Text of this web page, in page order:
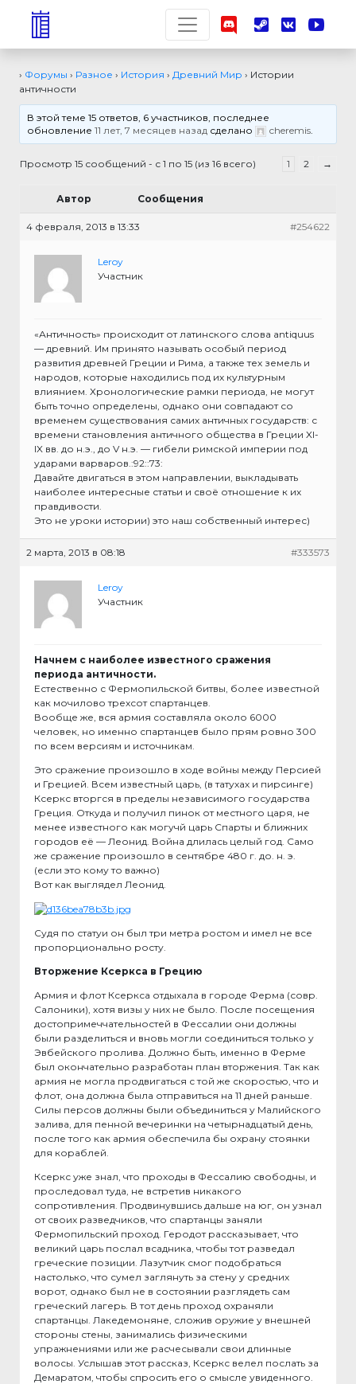
› Форумы › Разное › История › Древний Мир › Истории
античности
В этой теме 15 ответов, 6 участников, последнее
обновление11 лет, 7 месяцев назад сделано cheremis.
Просмотр 15 сообщений - с 1 по 15 (из 16 всего) 1 2 →
Автор Сообщения
4 февраля, 2013 в 13:33 #254622
Leroy
Участник
«Античность» происходит от латинского слова antiquus
— древний. Им принято называть особый период
развития древней Греции и Рима, а также тех земель и
народов, которые находились под их культурным
влиянием. Хронологические рамки периода, не могут
быть точно определены, однако они совпадают со
временем существования самих античных государств: с
времени становления античного общества в Греции XI-
IX вв. до н.э., до V н.э. — гибели римской империи под
ударами варваров.:92::73:
Давайте двигаться в этом направлении, выкладывать
наиболее интересные статьи и своё отношение к их
правдивости.
Это не уроки истории) это наш собственный интерес)
2 марта, 2013 в 08:18 #333573
Leroy
Участник
Начнем с наиболее известного сражения
периода античности.
Естественно с Фермопильской битвы, более известной
как мочилово трехсот спартанцев.
Вообще же, вся армия составляла около 6000
человек, но именно спартанцев было прям ровно 300
по всем версиям и источникам.
Это сражение произошло в ходе войны между Персией
и Грецией. Всем известный царь, (в татухах и пирсинге)
Ксеркс вторгся в пределы независимого государства
Греция. Откуда и получил пинок от местного царя, не
менее известного как могучй царь Спарты и ближних
городов её — Леонид. Война длилась целый год. Само
же сражение произошло в сентябре 480 г. до. н. э.
(если это кому то важно)
Вот как выглядел Леонид.
Судя по статуи он был три метра ростом и имел не все
пропорционально росту.
Вторжение Ксеркса в Грецию
Армия и флот Ксеркса отдыхала в городе Ферма (совр.
Салоники), хотя визы у них не было. После посещения
достопримеччательностей в Фессалии они должны
были разделиться и вновь могли соединиться только у
Эвбейского пролива. Должно быть, именно в Ферме
был окончательно разработан план вторжения. Так как
армия не могла продвигаться с той же скоростью, что и
флот, она должна была отправиться на 11 дней раньше.
Силы персов должны были объединиться у Малийского
залива, для пенной вечеринки на четырнадцатый день,
после того как армия обеспечила бы охрану стоянки
для кораблей.
Ксеркс уже знал, что проходы в Фессалию свободны, и
проследовал туда, не встретив никакого
сопротивления. Продвинувшись дальше на юг, он узнал
от своих разведчиков, что спартанцы заняли
Фермопильский проход. Геродот рассказывает, что
великий царь послал всадника, чтобы тот разведал
греческие позиции. Лазутчик смог подобраться
настолько, что сумел заглянуть за стену у средних
ворот, однако был не в состоянии разглядеть сам
греческий лагерь. В тот день проход охраняли
спартанцы. Лакедемоняне, сложив оружие у внешней
стороны стены, занимались физическими
упражнениями или же расчесывали свои длинные
волосы. Услышав этот рассказ, Ксеркс велел послать за
Демаратом, чтобы спросить его о смысле увиденного.